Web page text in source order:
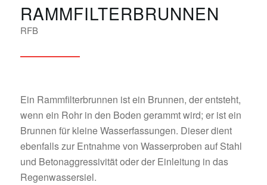
RAMMFILTERBRUNNEN
RFB
Ein Rammfilterbrunnen ist ein Brunnen, der entsteht,
wenn ein Rohr in den Boden gerammt wird; er ist ein
Brunnen für kleine Wasserfassungen. Dieser dient
ebenfalls zur Entnahme von Wasserproben auf Stahl
und Betonaggressivität oder der Einleitung in das
Regenwassersiel.